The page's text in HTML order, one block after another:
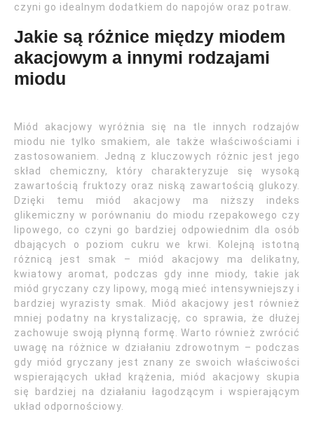
czyni go idealnym dodatkiem do napojów oraz potraw.
Jakie są różnice między miodem
akacjowym a innymi rodzajami
miodu
Miód akacjowy wyróżnia się na tle innych rodzajów
miodu nie tylko smakiem, ale także właściwościami i
zastosowaniem. Jedną z kluczowych różnic jest jego
skład chemiczny, który charakteryzuje się wysoką
zawartością fruktozy oraz niską zawartością glukozy.
Dzięki temu miód akacjowy ma niższy indeks
glikemiczny w porównaniu do miodu rzepakowego czy
lipowego, co czyni go bardziej odpowiednim dla osób
dbających o poziom cukru we krwi. Kolejną istotną
różnicą jest smak – miód akacjowy ma delikatny,
kwiatowy aromat, podczas gdy inne miody, takie jak
miód gryczany czy lipowy, mogą mieć intensywniejszy i
bardziej wyrazisty smak. Miód akacjowy jest również
mniej podatny na krystalizację, co sprawia, że dłużej
zachowuje swoją płynną formę. Warto również zwrócić
uwagę na różnice w działaniu zdrowotnym – podczas
gdy miód gryczany jest znany ze swoich właściwości
wspierających układ krążenia, miód akacjowy skupia
się bardziej na działaniu łagodzącym i wspierającym
układ odpornościowy.